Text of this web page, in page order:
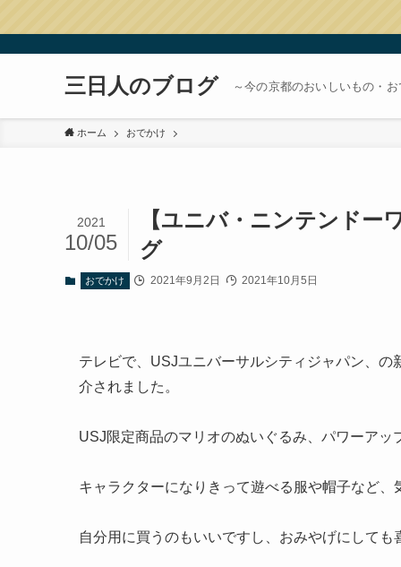
三日人のブログ ～今の京都のおいしいもの・お
ホーム おでかけ
【ユニバ・ニンテンドー
グ
2021
10/05
おでかけ 2021年9月2日 2021年10月5日
テレビで、USJユニバーサルシティジャパン、
介されました。
USJ限定商品のマリオのぬいぐるみ、パワーアッ
キャラクターになりきって遊べる服や帽子など、
自分用に買うのもいいですし、おみやげにしても